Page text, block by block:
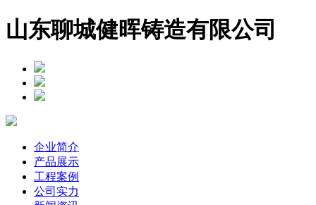
山东聊城健晖铸造有限公司
企业简介
产品展示
工程案例
公司实力